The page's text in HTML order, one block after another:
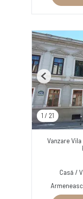
1 / 21
Previous
Vanzare
Casă /